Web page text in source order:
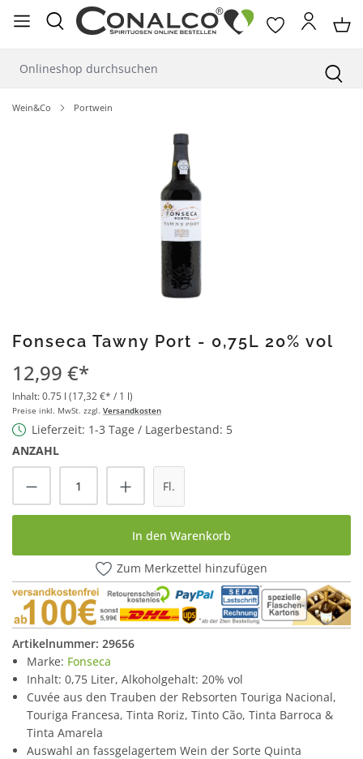
springen
Wein&Co Portwein
Fonseca Tawny Port - 0,75L 20% vol
12,99 €*
Inhalt:0.75 l (17,32 €* / 1 l)
Preise inkl. MwSt. zzgl. Versandkosten
Lieferzeit: 1-3 Tage / Lagerbestand: 5
ANZAHL
Produkt Anzahl: Gib den gewünschten
Fl.
In den Warenkorb
Zum Merkzettel hinzufügen
Artikelnummer: 29656
Marke: Fonseca
Inhalt: 0,75 Liter, Alkoholgehalt: 20% vol
Cuvée aus den Trauben der Rebsorten Touriga Nacional,
Touriga Francesa, Tinta Roriz, Tinto Cão, Tinta Barroca &
Tinta Amarela
Auswahl an fassgelagertem Wein der Sorte Quinta